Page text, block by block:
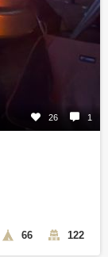
26 1
66 122